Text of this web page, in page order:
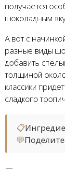
получается
шоколадным
А вот с
разные виды
добавить
толщиной
классики
сладкого
📋
💬